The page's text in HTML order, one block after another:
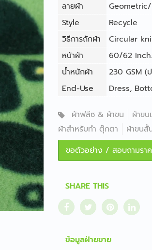
ลายผ้า
Style
Recycle
วิธีการถักผ้า
Circular
หน้าผ้า
60/62 Inch.
น้ำหนักผ้า
230 GSM (
End-Use
Dress,
ผ้าฟลีซ & ผ้าขน
ผ้าข
ผ้าสำหรับทำ ตุ๊กตา
ผ้าขนสั้
ขอตัวอย่าง / สอบถามรา
SHARE THIS
ข้อมูลฝ่ายขาย